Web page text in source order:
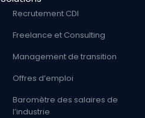
Recrutement CDI
Freelance et Consulting
Management de transition
Offres d’emploi
Baromètre des salaires de
l’industrie